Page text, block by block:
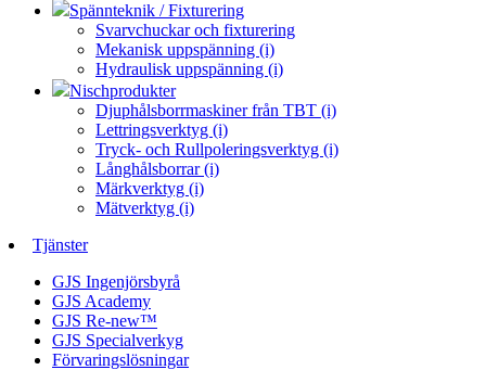
Spännteknik / Fixturering
Svarvchuckar och fixturering
Mekanisk uppspänning (i)
Hydraulisk uppspänning (i)
Nischprodukter
Djuphålsborrmaskiner från TBT (i)
Lettringsverktyg (i)
Tryck- och Rullpoleringsverktyg (i)
Långhålsborrar (i)
Märkverktyg (i)
Mätverktyg (i)
Tjänster
GJS Ingenjörsbyrå
GJS Academy
GJS Re-new™
GJS Specialverkyg
Förvaringslösningar